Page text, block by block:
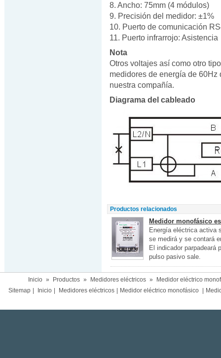
8. Ancho: 75mm (4 módulos)
9. Precisión del medidor: ±1%
10. Puerto de comunicación
11. Puerto infrarrojo: Asistencia
Nota
Otros voltajes así como otro
medidores de energía de
nuestra compañía.
Diagrama del cableado
Productos relacionados
Medidor monofásico
Energía eléctrica activa
se medirá y se contará
El indicador parpadeará
pulso pasivo sale.
Inicio » Productos » Medidores eléctricos »
Medidor eléctrico
Sitemap
Inicio Medidores eléctricos Medidor eléctrico monofásico